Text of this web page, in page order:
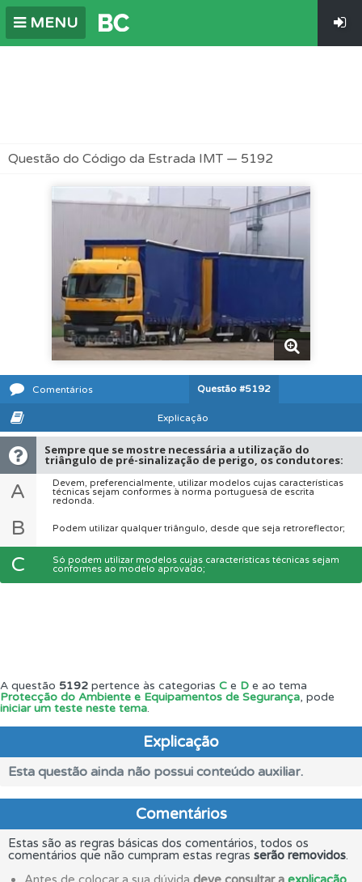
MENU
Questão do Código da Estrada IMT — 5192
Comentários Questão #5192
Explicação
Sempre que se mostre necessária a utilização do
triângulo de pré-sinalização de perigo, os condutores:
A
Devem, preferencialmente, utilizar modelos cujas características
técnicas sejam conformes à norma portuguesa de escrita
redonda.
B Podem utilizar qualquer triângulo, desde que seja retroreflector;
C
Só podem utilizar modelos cujas características técnicas sejam
conformes ao modelo aprovado;
A questão 5192 pertence às categorias C e D e ao tema
Protecção do Ambiente e Equipamentos de Segurança, pode
iniciar um teste neste tema.
Explicação
Esta questão ainda não possui conteúdo auxiliar.
Comentários
Estas são as regras básicas dos comentários, todos os
comentários que não cumpram estas regras serão removidos.